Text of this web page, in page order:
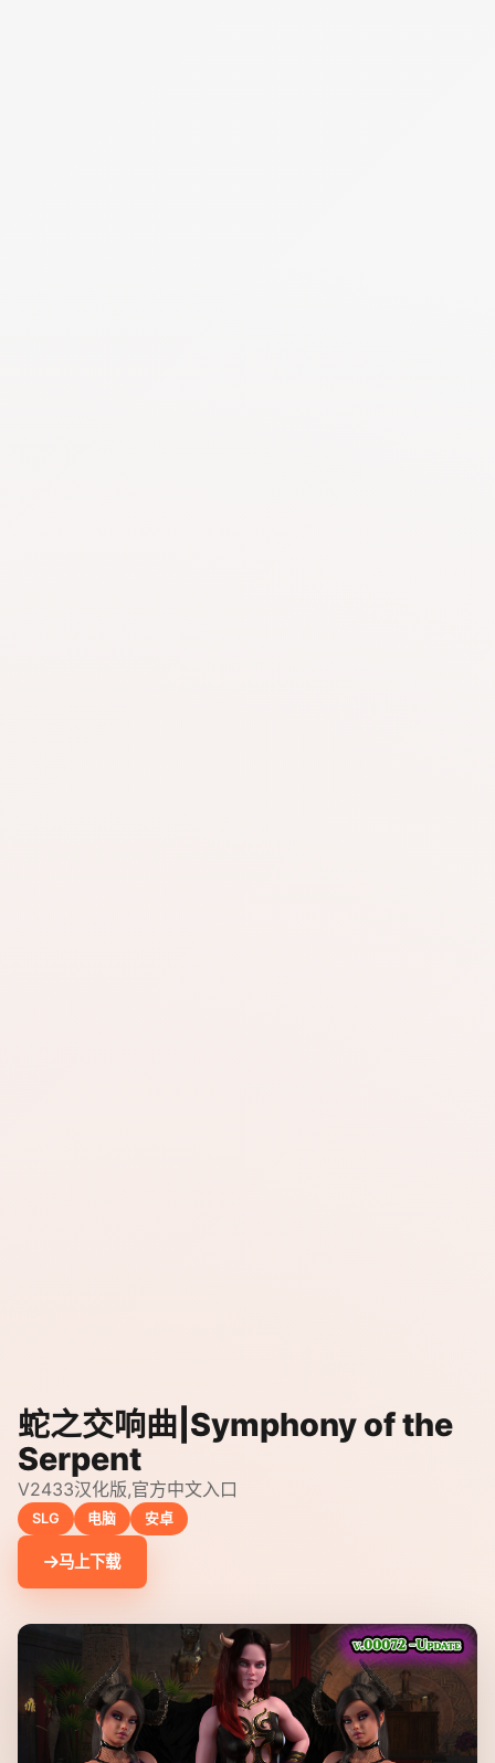
蛇之交响曲|Symphony of the
Serpent
V2433汉化版,官方中文入口
SLG 电脑 安卓
马上下载